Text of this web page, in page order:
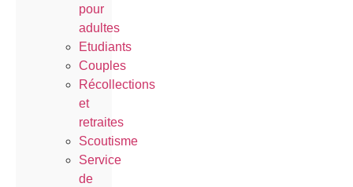
pour
adultes
Etudiants
Couples
Récollections
et
retraites
Scoutisme
Service
de